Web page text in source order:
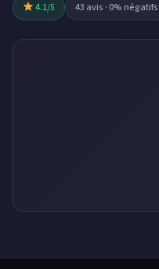
4.1/5 43 avis · 0% négatifs